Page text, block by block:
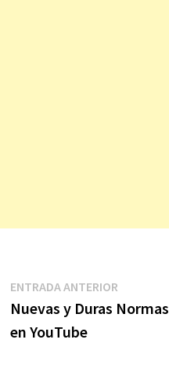
Navegación
de
ENTRADA ANTERIOREntrada
anterior:
Nuevas y Duras Normas
en YouTube